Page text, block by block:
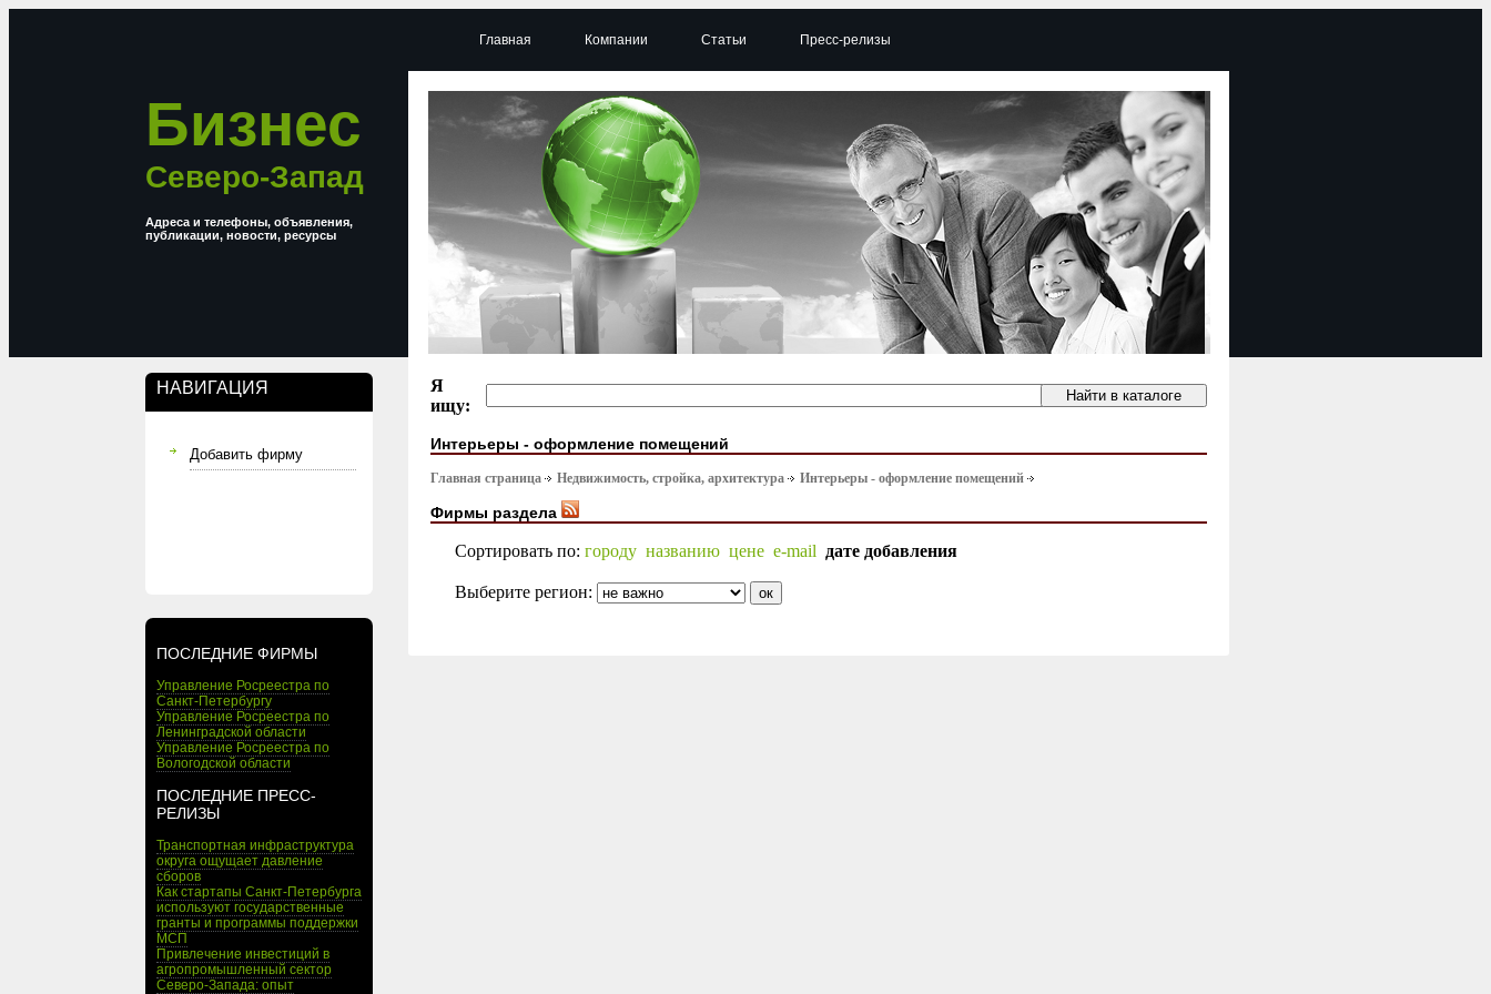
Бизнес
Северо-Запад
Адреса и телефоны, объявления,
публикации, новости, ресурсы
НАВИГАЦИЯ
Добавить фирму
ПОСЛЕДНИЕ ФИРМЫ
Управление Росреестра по
Санкт-Петербургу
Управление Росреестра по
Ленинградской области
Управление Росреестра по
Вологодской области
ПОСЛЕДНИЕ ПРЕСС-
РЕЛИЗЫ
Транспортная инфраструктура
округа ощущает давление
сборов
Как стартапы Санкт-Петербурга
используют государственные
гранты и программы поддержки
МСП
Привлечение инвестиций в
агропромышленный сектор
Северо-Запада: опыт
Главная Компании Статьи Пресс-релизы
Я
ищу:
Интерьеры - оформление помещений
Главная страница Недвижимость, стройка, архитектура Интерьеры - оформление помещений
Фирмы раздела
Сортировать по: городу названию цене e-mail дате добавления
Выберите регион: